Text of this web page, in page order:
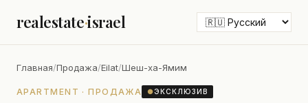
realestate·israel
Главная/Продажа/Eilat/Шеш-ха-Ямим
APARTMENT · ПРОДАЖА ●ЭКСКЛЮЗИВ